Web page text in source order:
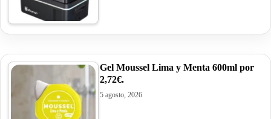
Gel Moussel Lima y Menta 600ml por
2,72€.
5 agosto, 2026